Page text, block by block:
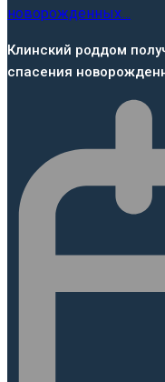
Клинский роддом
спасения